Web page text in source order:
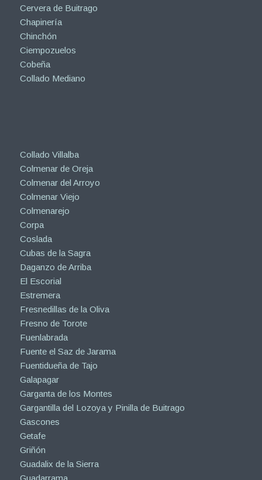
Cervera de Buitrago
Chapinería
Chinchón
Ciempozuelos
Cobeña
Collado Mediano
Collado Villalba
Colmenar de Oreja
Colmenar del Arroyo
Colmenar Viejo
Colmenarejo
Corpa
Coslada
Cubas de la Sagra
Daganzo de Arriba
El Escorial
Estremera
Fresnedillas de la Oliva
Fresno de Torote
Fuenlabrada
Fuente el Saz de Jarama
Fuentidueña de Tajo
Galapagar
Garganta de los Montes
Gargantilla del Lozoya y Pinilla de Buitrago
Gascones
Getafe
Griñón
Guadalix de la Sierra
Guadarrama